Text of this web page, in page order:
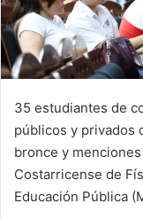
35 estudiantes de
públicos y privados
bronce y
Costarricense de
Educación Pública